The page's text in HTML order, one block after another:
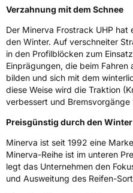
SchlauchtypTL
ZustandNeureifen
M+SJa
VerstärktXL
EU Label
EffizienzC
NasshaftungC
Verzahnung mit dem Schnee
Der Minerva Frostrack UHP
den Winter. Auf verschneiter
in den Profilblöcken zum
Einprägungen, die beim
bilden und sich mit dem
diese Weise wird die Traktion
verbessert und
Preisgünstig durch den
Minerva ist seit 1992 eine
Minerva-Reihe ist im unteren
legt das Unternehmen den
und Ausweitung des Reifen-